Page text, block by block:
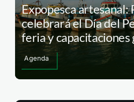
Expopesca artesanal:
celebrará el Día del
feria y
Agenda